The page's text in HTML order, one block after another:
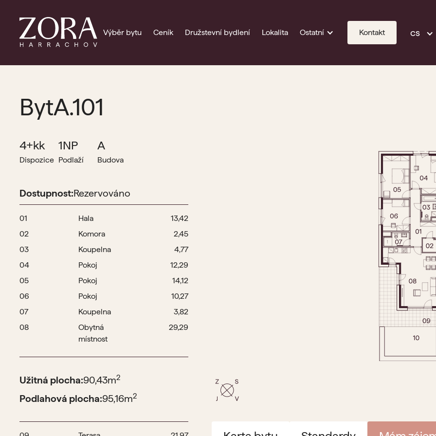
Výběr bytu Ceník Družstevní bydlení Lokalita Ostatní Kontakt cs
BytA.101
4+kk 1NP A
Dispozice Podlaží Budova
Dostupnost:Rezervováno
01 Hala
13,42
02
Komora
2,45
03
Koupelna
4,77
04
Pokoj
12,29
05
Pokoj
14,12
06
Pokoj
10,27
07
Koupelna
3,82
08
Obytná
místnost
29,29
Užitná plocha:90,43m2
Podlahová plocha:95,16m2